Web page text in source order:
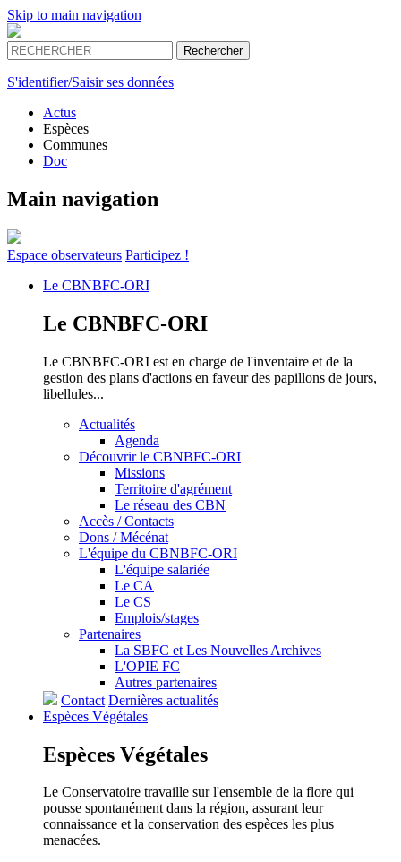
Skip to main navigation
S'identifier/Saisir ses données
Actus
Espèces
Communes
Doc
Main navigation
Espace observateurs Participez !
Le CBNBFC-ORI
Le CBNBFC-ORI
Le CBNBFC-ORI est en charge de l'inventaire et de la
gestion des plans d'actions en faveur des papillons de jours,
libellules...
Actualités
Agenda
Découvrir le CBNBFC-ORI
Missions
Territoire d'agrément
Le réseau des CBN
Accès / Contacts
Dons / Mécénat
L'équipe du CBNBFC-ORI
L'équipe salariée
Le CA
Le CS
Emplois/stages
Partenaires
La SBFC et Les Nouvelles Archives
L'OPIE FC
Autres partenaires
Contact Dernières actualités
Espèces Végétales
Espèces Végétales
Le Conservatoire travaille sur l'ensemble de la flore qui
pousse spontanément dans la région, assurant leur
connaissance et la conservation des espèces les plus
menacées.